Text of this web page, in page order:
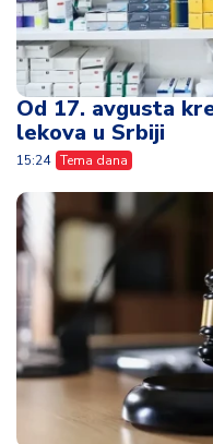
Od 17. avgusta
lekova u Srbiji
15:24 Tema dana